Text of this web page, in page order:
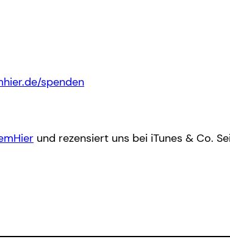
spenden
und rezensiert uns bei iTunes & Co.